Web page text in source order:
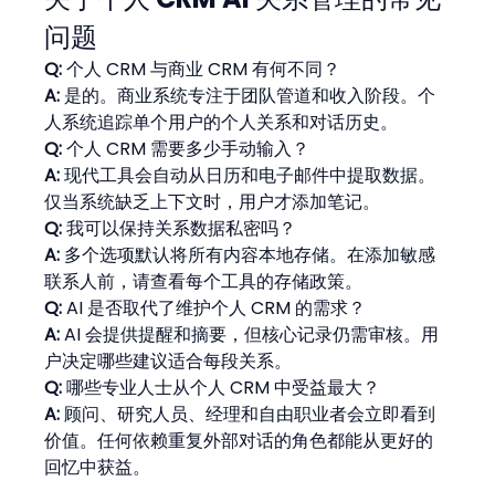
问题
Q: 个人 CRM 与商业 CRM 有何不同？
A: 是的。商业系统专注于团队管道和收入阶段。个
人系统追踪单个用户的个人关系和对话历史。
Q: 个人 CRM 需要多少手动输入？
A: 现代工具会自动从日历和电子邮件中提取数据。
仅当系统缺乏上下文时，用户才添加笔记。
Q: 我可以保持关系数据私密吗？
A: 多个选项默认将所有内容本地存储。在添加敏感
联系人前，请查看每个工具的存储政策。
Q: AI 是否取代了维护个人 CRM 的需求？
A: AI 会提供提醒和摘要，但核心记录仍需审核。用
户决定哪些建议适合每段关系。
Q: 哪些专业人士从个人 CRM 中受益最大？
A: 顾问、研究人员、经理和自由职业者会立即看到
价值。任何依赖重复外部对话的角色都能从更好的
回忆中获益。